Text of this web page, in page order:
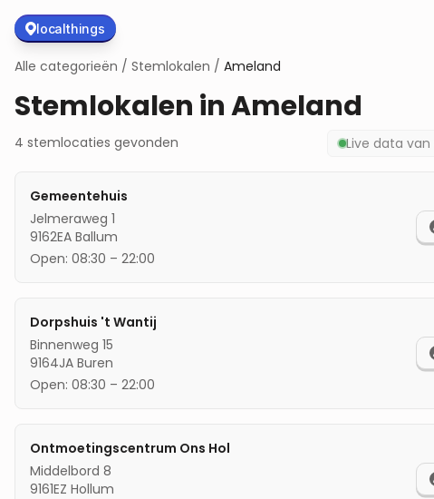
localthings
Alle categorieën / Stemlokalen / Ameland
Stemlokalen inAmeland
4 stemlocaties gevonden Live data van
Gemeentehuis
Jelmeraweg 1
9162EA Ballum
Open: 08:30 – 22:00
Dorpshuis 't Wantij
Binnenweg 15
9164JA Buren
Open: 08:30 – 22:00
Ontmoetingscentrum Ons Hol
Middelbord 8
9161EZ Hollum